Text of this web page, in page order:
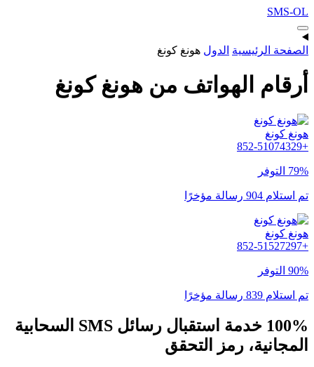
SMS-OL
الصفحة الرئيسية الدول هونغ كونغ
أرقام الهواتف من هونغ كونغ
هونغ كونغ
+852-51074329
79% التوفر
تم استلام 904 رسالة مؤخرًا
هونغ كونغ
+852-51527297
90% التوفر
تم استلام 839 رسالة مؤخرًا
100% خدمة استقبال رسائل SMS السحابية
المجانية، رمز التحقق